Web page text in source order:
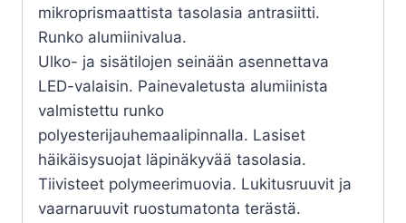
mikroprismaattista tasolasia antrasiitti.
Runko alumiinivalua.
Ulko- ja sisätilojen seinään asennettava
LED-valaisin. Painevaletusta alumiinista
valmistettu runko
polyesterijauhemaalipinnalla. Lasiset
häikäisysuojat läpinäkyvää tasolasia.
Tiivisteet polymeerimuovia. Lukitusruuvit ja
vaarnaruuvit ruostumatonta terästä.